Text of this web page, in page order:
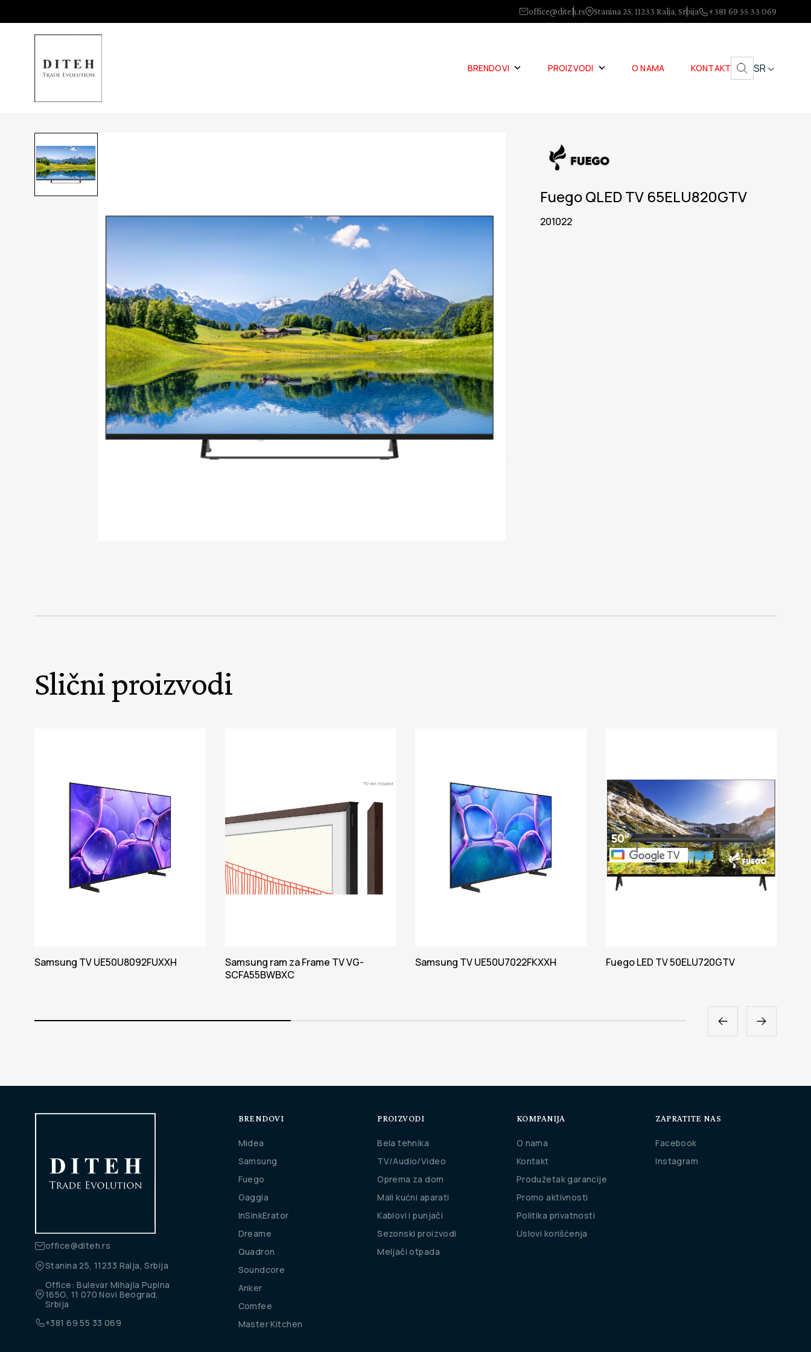
office@diteh.rs Stanina 25, 11233 Ralja, Srbija +381 69 55 33 069
BRENDOVI PROIZVODI O NAMA KONTAKT SR
Fuego QLED TV 65ELU820GTV
201022
Slični proizvodi
Samsung TV UE50U8092FUXXH
Samsung ram za Frame TV VG-
SCFA55BWBXC
Samsung TV UE50U7022FKXXH Fuego LED TV 50ELU720GTV
office@diteh.rs
Stanina 25, 11233 Ralja, Srbija
Office: Bulevar Mihajla Pupina
165G, 11 070 Novi Beograd,
Srbija
+381 69 55 33 069
BRENDOVI
Midea
Samsung
Fuego
Gaggia
InSinkErator
Dreame
Quadron
Soundcore
Anker
Comfee
Master Kitchen
PROIZVODI
Bela tehnika
TV/Audio/Video
Oprema za dom
Mali kućni aparati
Kablovi i punjači
Sezonski proizvodi
Meljači otpada
KOMPANIJA
O nama
Kontakt
Produžetak garancije
Promo aktivnosti
Politika privatnosti
Uslovi korišćenja
ZAPRATITE NAS
Facebook
Instagram